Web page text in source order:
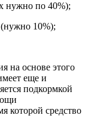
нужно по 40%);
10%);
на основе этого
еще и
подкормкой
которой средство